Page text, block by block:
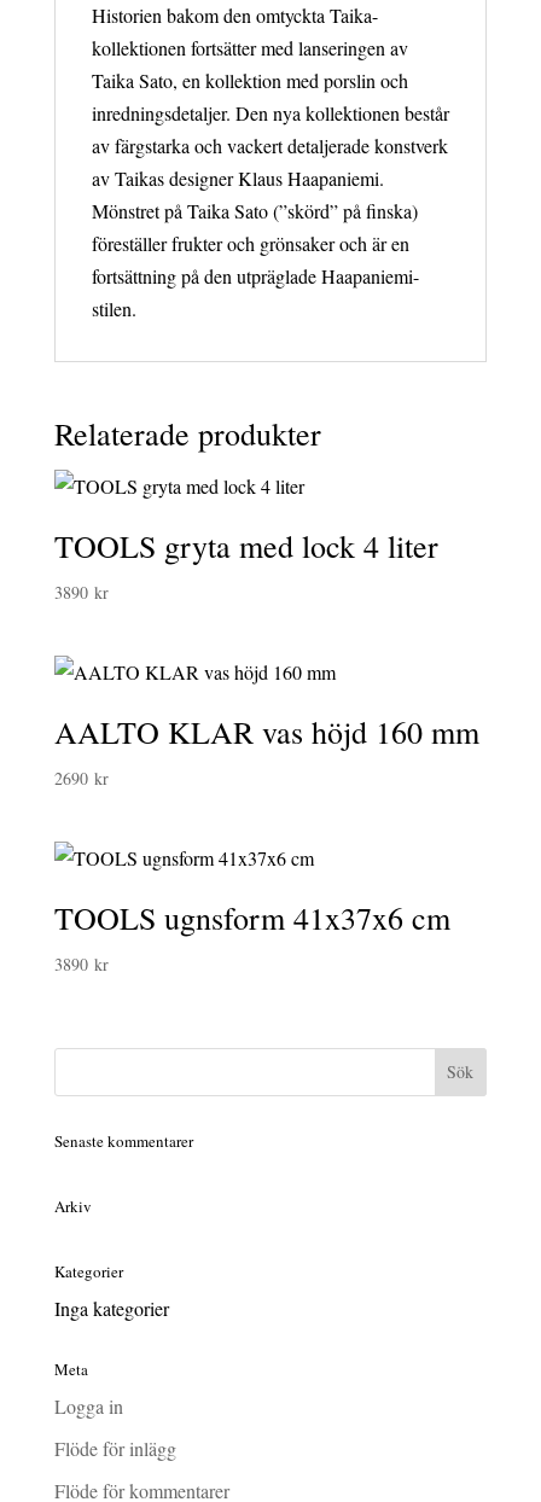
Historien bakom den omtyckta Taika-
kollektionen fortsätter med lanseringen av
Taika Sato, en kollektion med porslin och
inredningsdetaljer. Den nya kollektionen består
av färgstarka och vackert detaljerade konstverk
av Taikas designer Klaus Haapaniemi.
Mönstret på Taika Sato (”skörd” på finska)
föreställer frukter och grönsaker och är en
fortsättning på den utpräglade Haapaniemi-
stilen.
Relaterade produkter
TOOLS gryta med lock 4 liter
3890 kr
AALTO KLAR vas höjd 160 mm
2690 kr
TOOLS ugnsform 41x37x6 cm
3890 kr
Senaste kommentarer
Arkiv
Kategorier
Inga kategorier
Meta
Logga in
Flöde för inlägg
Flöde för kommentarer